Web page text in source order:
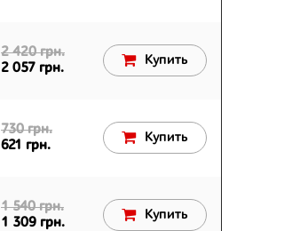
2 420 грн.
2 057 грн.
Купить
730 грн.
621 грн.
Купить
1 540 грн.
1 309 грн.
Купить